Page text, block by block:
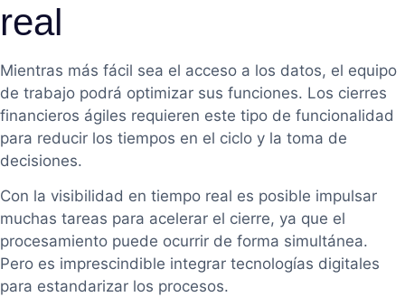
real
Mientras más fácil sea el acceso a los datos, el equipo
de trabajo podrá optimizar sus funciones. Los cierres
financieros ágiles requieren este tipo de funcionalidad
para reducir los tiempos en el ciclo y la toma de
decisiones.
Con la visibilidad en tiempo real es posible impulsar
muchas tareas para acelerar el cierre, ya que el
procesamiento puede ocurrir de forma simultánea.
Pero es imprescindible integrar tecnologías digitales
para estandarizar los procesos.